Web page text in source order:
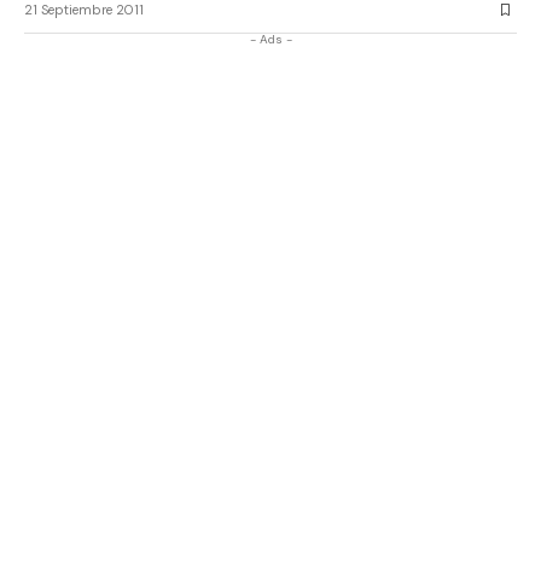
21 Septiembre 2011
- Ads -